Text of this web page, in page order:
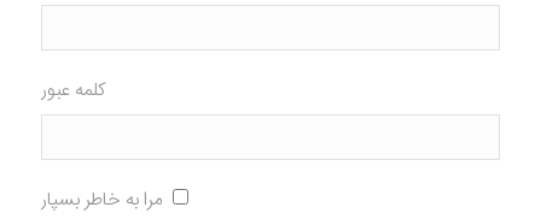
کلمه عبور
مرا به خاطر بسپار